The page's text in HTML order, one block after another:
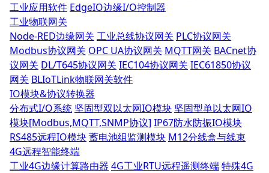
工业应用软件 EdgeIO边缘I/O控制器
工业物联网关
Node-RED边缘网关 工业总线协议网关 PLC协议网关
Modbus协议网关 OPC UA协议网关 MQTT网关 BACnet协
议网关 DL/T645协议网关 IEC104协议网关 IEC61850协议
网关 BLIoTLink物联网关软件
IO模块&协议转换器
分布式I/O系统 坚固型双以太网IO模块 坚固型单以太网IO
模块[Modbus,MQTT,SNMP协议] IP67防水防振IO模块
RS485远程IO模块蓄电池组监测模块 M12分线盒与线束
4G远程智能终端
工业4G边缘计算路由器 4G工业RTU远程遥测终端特殊4G